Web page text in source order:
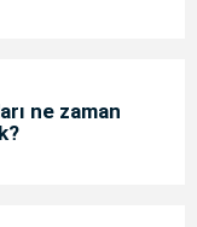
ne zaman